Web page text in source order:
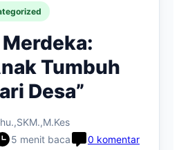
Merdeka:
Tumbuh
Desa”
5 menit baca
0 komentar